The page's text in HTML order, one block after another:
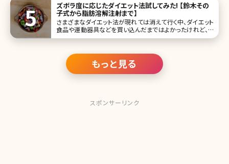
ズボラ度に応じたダイエット法試してみた! 【鈴木その
子式から脂肪溶解注射まで】
さまざまなダイエット法が現れては消えて行く中、ダイエット
食品や運動器具などを買い込んだまではよかったけれど、ど
れも長続きしなかった……。あなたももしかすると、その中の
に経験したダイエット法をご紹介します。これらのダイエット
法それぞれ
もっと見る
スポンサーリンク